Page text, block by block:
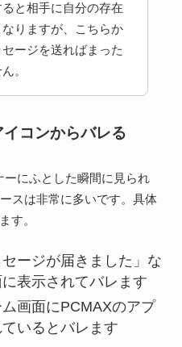
と相手に自分の存在
りますが、こちらか
ージを送ればまった
。
コンからバレる
にふとした瞬間に見られ
スは非常に多いです。具体
す。
セージが届きました」な
表示されてバレます
画面にPCMAXのアプ
いるとバレます